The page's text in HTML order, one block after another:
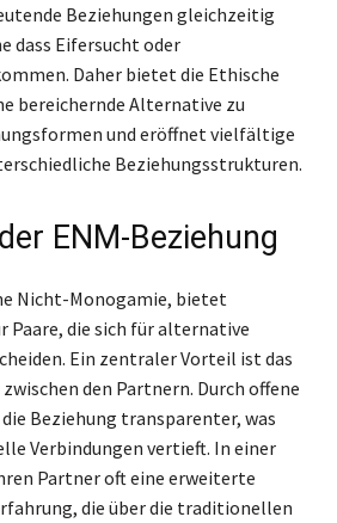
Beziehungen gleichzeitig
dass Eifersucht oder
Daher bietet die Ethische
bereichernde Alternative zu
und eröffnet vielfältige
Beziehungsstrukturen.
ENM-Beziehung
Nicht-Monogamie, bietet
Paare, die sich für alternative
Ein zentraler Vorteil ist das
den Partnern. Durch offene
Beziehung transparenter, was
Verbindungen vertieft. In einer
Partner oft eine erweiterte
die über die traditionellen